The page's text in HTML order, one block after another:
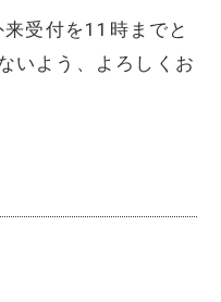
受付を11時までと
いよう、よろしくお